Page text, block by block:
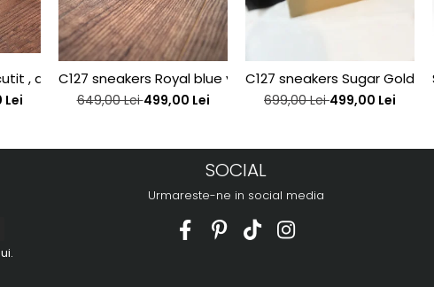
, din piele naturala galbena
Lei
C127 sneakers Royal blue velvet bee edititon
649,00 Lei499,00 Lei
C127 sneakers Sugar Gold
699,00 Lei499,00 Lei
SOCIAL
Urmareste-ne in social media